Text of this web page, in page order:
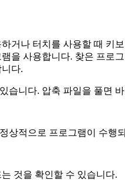
거나 터치를 사용할 때 키
을 사용합니다. 찾은 프로
다.
습니다. 압축 파일을 풀면
상적으로 프로그램이 수행
것을 확인할 수 있습니다.